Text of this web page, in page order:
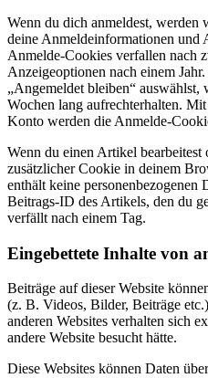
Wenn du dich anmeldest,
deine Anmeldeinformationen und
Anmelde-Cookies verfallen nach
Anzeigeoptionen nach einem
„Angemeldet bleiben“
Wochen lang aufrechterhalten.
Konto werden die Anmelde-
Wenn du einen Artikel
zusätzlicher Cookie in deinem
enthält keine personenbezogenen
Beitrags-ID des Artikels, den du
verfällt nach einem Tag.
Eingebettete Inhalte von
Beiträge auf dieser Website
(z. B. Videos, Bilder, Beiträge
anderen Websites verhalten sich
andere Website besucht hätte.
Diese Websites können Daten